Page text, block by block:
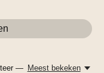
— Meest bekeken